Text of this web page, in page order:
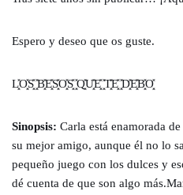
Espero y deseo que os guste.
L͓̽O͓̽S͓̽ ͓̽B͓̽E͓̽S͓̽O͓̽S͓̽ ͓̽Q͓̽U͓̽E͓̽ ͓̽T͓̽E͓̽ ͓̽D͓̽E͓̽B͓̽O͓̽
Sinopsis: Carla está enamorada
su mejor amigo, aunque él no lo
pequeño juego con los dulces y
dé cuenta de que son algo